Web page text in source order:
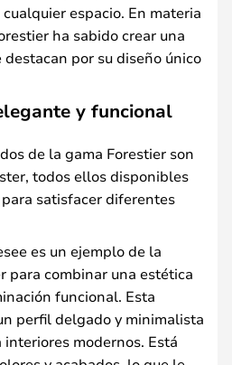
espacio. En materia
ha sabido crear una
por su diseño único
y funcional
de la gama Forestier son
todos ellos disponibles
satisfacer diferentes
es un ejemplo de la
para combinar una estética
funcional. Esta
perfil delgado y minimalista
modernos. Está